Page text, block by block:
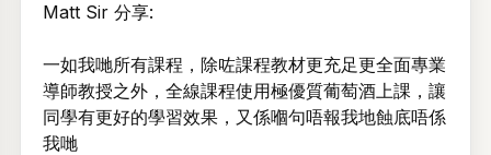
Matt Sir 分享:
一如我哋所有課程，除咗課程教材更充足更全面專業
導師教授之外，全線課程使用極優質葡萄酒上課，讓
同學有更好的學習效果，又係嗰句唔報我地蝕底唔係
我哋